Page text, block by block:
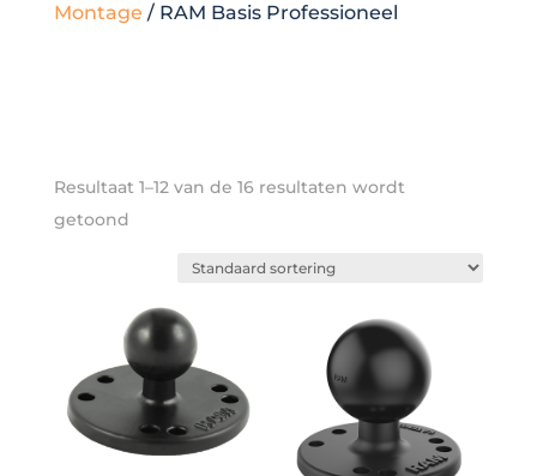
Montage / RAM Basis Professioneel
Resultaat 1–12 van de 16 resultaten wordt
getoond